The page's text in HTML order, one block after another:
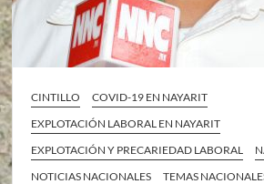
CINTILLO
COVID-19 EN NAYARIT
EXPLOTACIÓN LABORAL EN NAYARIT
EXPLOTACIÓN Y PRECARIEDAD LABORAL
NOTICIAS NACIONALES
TEMAS